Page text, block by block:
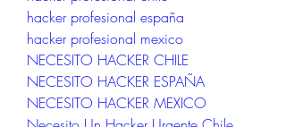
hacker profesional españa
hacker profesional mexico
NECESITO HACKER CHILE
NECESITO HACKER ESPAÑA
NECESITO HACKER MEXICO